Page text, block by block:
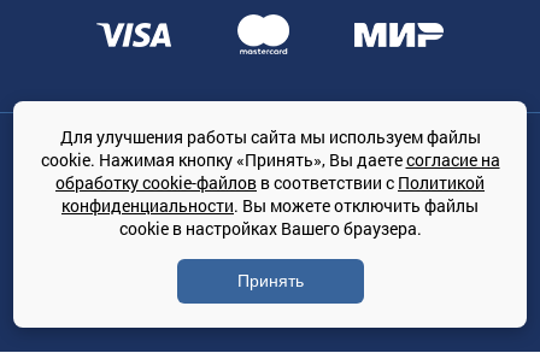
Общество с ограниченной ответственностью «ТРЕЙДКОН», ОГРН:
1167847364079, 197022, г. Санкт-Петербург, проспект Медиков, 7
КЛИМАТПРОФ.ONLINE - оптовая продажа кондиционеров и
климатической техники на территории РФ
© Сайт принадлежит ООО «ТРЕЙДКОН»
Политика конфиденциальности
Для улучшения работы сайта мы используем файлы
cookie. Нажимая кнопку «Принять», Вы даетесогласие на
обработку cookie-файлов в соответствии с Политикой
конфиденциальности. Вы можете отключить файлы
cookie в настройках Вашего браузера.
Принять